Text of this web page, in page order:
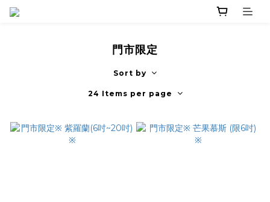
門市限定
Sort by
24 Items per page